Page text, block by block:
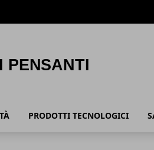
PRODOTTI TECNOLOGICI